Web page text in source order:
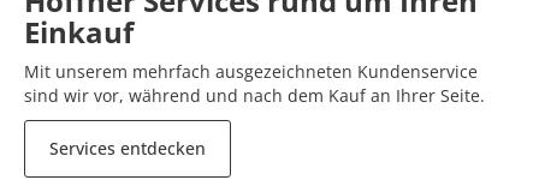
Einkauf
Mit unserem mehrfach ausgezeichneten Kundenservice
sind wir vor, während und nach dem Kauf an Ihrer Seite.
Services entdecken